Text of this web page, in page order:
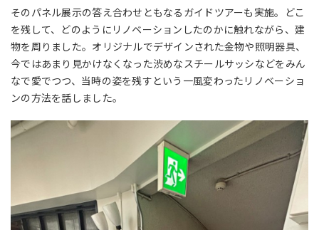
そのパネル展示の答え合わせともなるガイドツアーも実施。どこ
を残して、どのようにリノベーションしたのかに触れながら、建
物を周りました。オリジナルでデザインされた金物や照明器具、
今ではあまり見かけなくなった渋めなスチールサッシなどをみん
なで愛でつつ、当時の姿を残すという一風変わったリノベーショ
ンの方法を話しました。